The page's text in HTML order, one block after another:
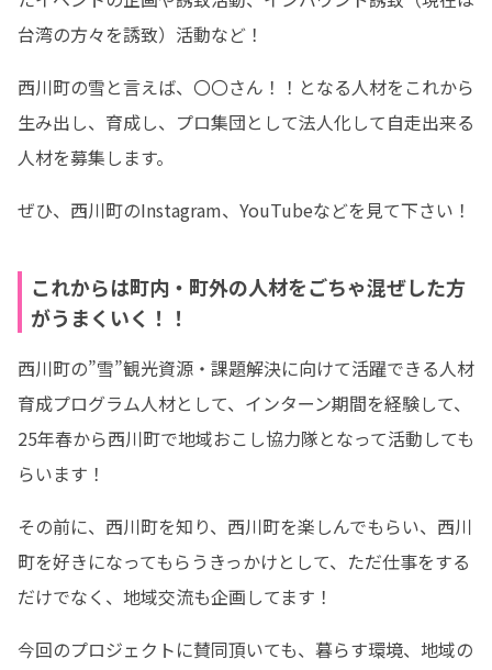
台湾の方々を誘致）活動など！
西川町の雪と言えば、〇〇さん！！となる人材をこれから
生み出し、育成し、プロ集団として法人化して自走出来る
人材を募集します。
ぜひ、西川町のInstagram、YouTubeなどを見て下さい！
これからは町内・町外の人材をごちゃ混ぜした方
がうまくいく！！
西川町の”雪”観光資源・課題解決に向けて活躍できる人材
育成プログラム人材として、インターン期間を経験して、
25年春から西川町で地域おこし協力隊となって活動しても
らいます！
その前に、西川町を知り、西川町を楽しんでもらい、西川
町を好きになってもらうきっかけとして、ただ仕事をする
だけでなく、地域交流も企画してます！
今回のプロジェクトに賛同頂いても、暮らす環境、地域の